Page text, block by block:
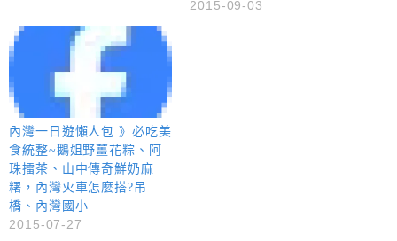
2015-09-03
內灣一日遊懶人包 》必吃美
食統整~鵝姐野薑花粽、阿
珠擂茶、山中傳奇鮮奶麻
糬，內灣火車怎麼搭?吊
橋、內灣國小
2015-07-27